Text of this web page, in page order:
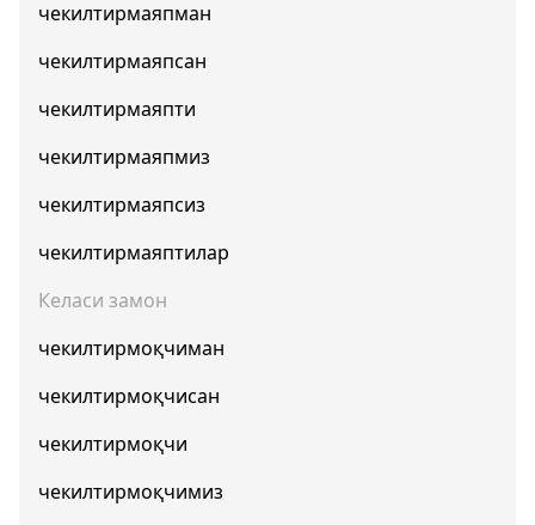
чекилтирмаяпман
чекилтирмаяпсан
чекилтирмаяпти
чекилтирмаяпмиз
чекилтирмаяпсиз
чекилтирмаяптилар
Келаси замон
чекилтирмоқчиман
чекилтирмоқчисан
чекилтирмоқчи
чекилтирмоқчимиз